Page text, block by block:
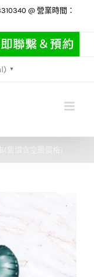
@ 營業時間：
▼
(售價含空飄價格)